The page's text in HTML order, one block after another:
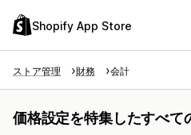
Shopify App Store
ストア管理 財務 会計
価格設定を特集したすべて